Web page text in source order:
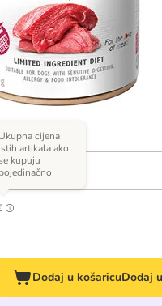
Ukupna cijena
istih artikala ako
kupuju
pojedinačno
Dodaj u košaricuDodaj